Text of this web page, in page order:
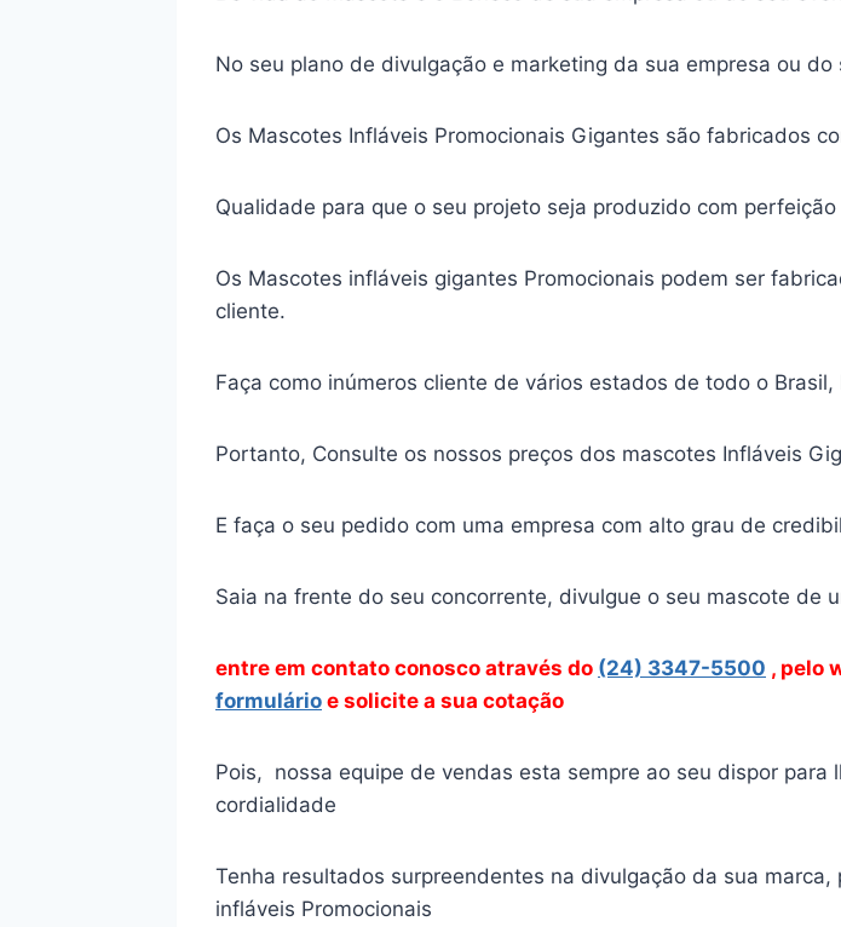
No seu plano de divulgação e marketing da sua empresa ou do
Os Mascotes Infláveis Promocionais Gigantes são fabricados
Qualidade para que o seu projeto seja produzido com
Os Mascotes infláveis gigantes Promocionais podem ser
cliente.
Faça como inúmeros cliente de vários estados de todo o
Portanto, Consulte os nossos preços dos mascotes Infláveis
E faça o seu pedido com uma empresa com alto grau de
Saia na frente do seu concorrente, divulgue o seu mascote
entre em contato conosco através do (24) 3347-5500 , pelo
formulário e solicite a sua cotação
Pois, nossa equipe de vendas esta sempre ao seu dispor
cordialidade
Tenha resultados surpreendentes na divulgação da sua
infláveis Promocionais